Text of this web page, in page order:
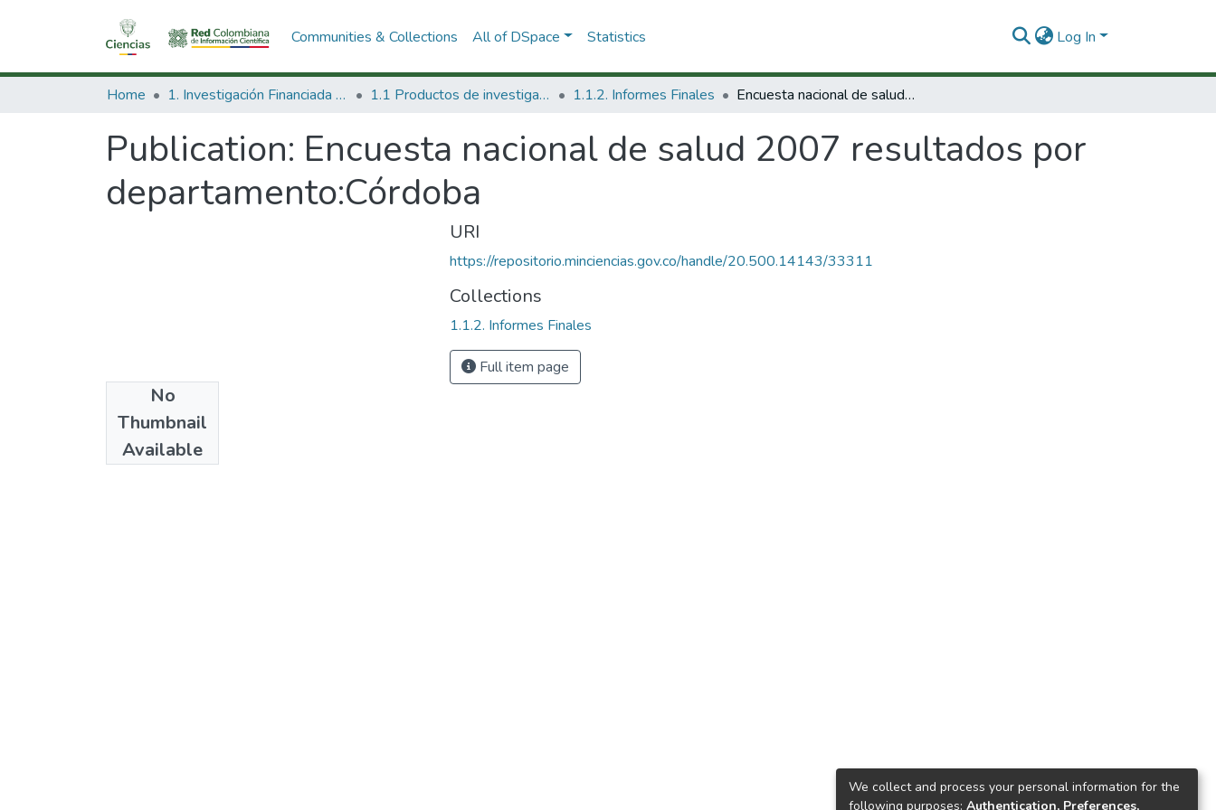
Communities & Collections All of DSpace Statistics Log In
Home 1. Investigación Financiada con Recursos Públicos 1.1 Productos de investigación 1.1.2. Informes Finales Encuesta nacional de salud 2007 resultados por departamento:Córdoba
Publication: Encuesta nacional de salud 2007 resultados por
departamento:Córdoba
No
Thumbnail
Available
2009
URI
https://repositorio.minciencias.gov.co/handle/20.500.14143/33311
Collections
1.1.2. Informes Finales
Full item page
We collect and process your personal information for the
following purposes: Authentication, Preferences,